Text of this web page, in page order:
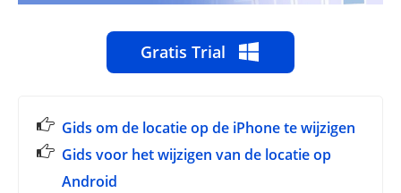
Gratis Trial
Gids om de locatie op de iPhone te wijzigen
Gids voor het wijzigen van de locatie op
Android